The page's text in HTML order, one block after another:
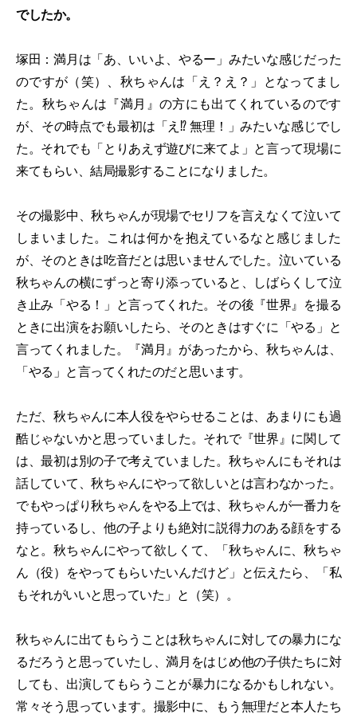
でしたか。
塚田：満月は「あ、いいよ、やるー」みたいな感じだった
のですが（笑）、秋ちゃんは「え？え？」となってまし
た。秋ちゃんは『満月』の方にも出てくれているのです
が、その時点でも最初は「え⁉︎ 無理！」みたいな感じでし
た。それでも「とりあえず遊びに来てよ」と言って現場に
来てもらい、結局撮影することになりました。
その撮影中、秋ちゃんが現場でセリフを言えなくて泣いて
しまいました。これは何かを抱えているなと感じました
が、そのときは吃音だとは思いませんでした。泣いている
秋ちゃんの横にずっと寄り添っていると、しばらくして泣
き止み「やる！」と言ってくれた。その後『世界』を撮る
ときに出演をお願いしたら、そのときはすぐに「やる」と
言ってくれました。『満月』があったから、秋ちゃんは、
「やる」と言ってくれたのだと思います。
ただ、秋ちゃんに本人役をやらせることは、あまりにも過
酷じゃないかと思っていました。それで『世界』に関して
は、最初は別の子で考えていました。秋ちゃんにもそれは
話していて、秋ちゃんにやって欲しいとは言わなかった。
でもやっぱり秋ちゃんをやる上では、秋ちゃんが一番力を
持っているし、他の子よりも絶対に説得力のある顔をする
なと。秋ちゃんにやって欲しくて、「秋ちゃんに、秋ちゃ
ん（役）をやってもらいたいんだけど」と伝えたら、「私
もそれがいいと思っていた」と（笑）。
秋ちゃんに出てもらうことは秋ちゃんに対しての暴力にな
るだろうと思っていたし、満月をはじめ他の子供たちに対
しても、出演してもらうことが暴力になるかもしれない。
常々そう思っています。撮影中に、もう無理だと本人たち